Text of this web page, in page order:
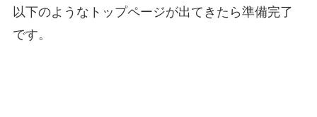
以下のようなトップページが出てきたら準備完了
です。